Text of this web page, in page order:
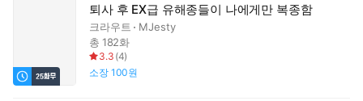
퇴사 후 EX급 유해종들이 나에게만 복종함
크라우트
MJesty
총 182화
3.3 (4)
소장 100원